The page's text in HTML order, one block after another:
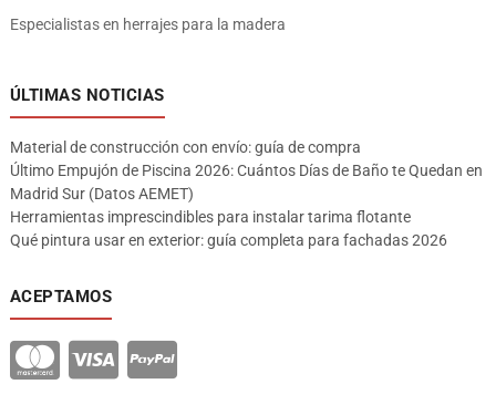
Especialistas en herrajes para la madera
ÚLTIMAS NOTICIAS
Material de construcción con envío: guía de compra
Último Empujón de Piscina 2026: Cuántos Días de Baño te Quedan en
Madrid Sur (Datos AEMET)
Herramientas imprescindibles para instalar tarima flotante
Qué pintura usar en exterior: guía completa para fachadas 2026
ACEPTAMOS